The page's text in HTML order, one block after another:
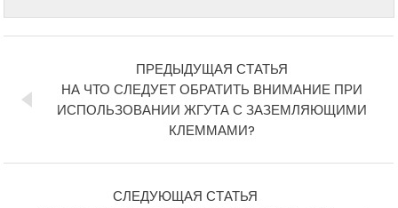
ПРЕДЫДУЩАЯ СТАТЬЯ
НА ЧТО СЛЕДУЕТ ОБРАТИТЬ ВНИМАНИЕ ПРИ
ИСПОЛЬЗОВАНИИ ЖГУТА С ЗАЗЕМЛЯЮЩИМИ
КЛЕММАМИ?
СЛЕДУЮЩАЯ СТАТЬЯ